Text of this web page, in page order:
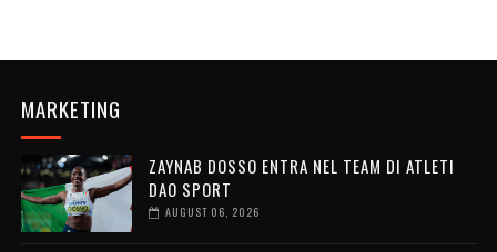
MARKETING
ZAYNAB DOSSO ENTRA NEL TEAM DI ATLETI
DAO SPORT
AUGUST 06, 2026